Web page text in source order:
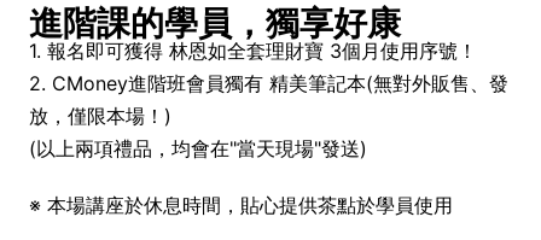
進階課的學員，獨享好康
1. 報名即可獲得 林恩如全套理財寶 3個月使用序號！
2. CMoney進階班會員獨有 精美筆記本(無對外販售、發
放，僅限本場！)
(以上兩項禮品，均會在"當天現場"發送)
※ 本場講座於休息時間，貼心提供茶點於學員使用